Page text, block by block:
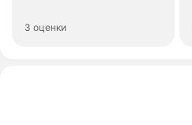
3 оценки